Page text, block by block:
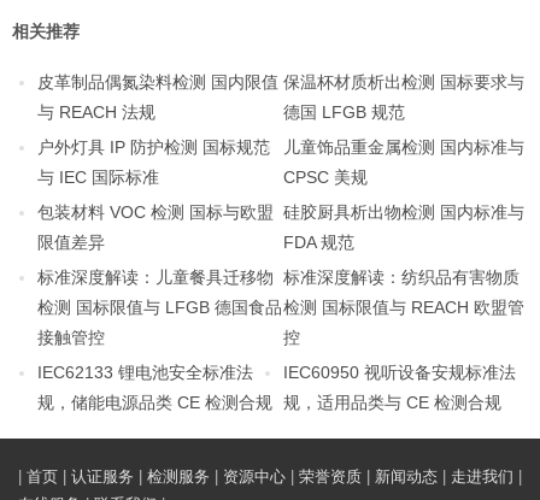
相关推荐
皮革制品偶氮染料检测 国内限值
与 REACH 法规
保温杯材质析出检测 国标要求与
德国 LFGB 规范
户外灯具 IP 防护检测 国标规范
与 IEC 国际标准
儿童饰品重金属检测 国内标准与
CPSC 美规
包装材料 VOC 检测 国标与欧盟
限值差异
硅胶厨具析出物检测 国内标准与
FDA 规范
标准深度解读：儿童餐具迁移物
检测 国标限值与 LFGB 德国食品
接触管控
标准深度解读：纺织品有害物质
检测 国标限值与 REACH 欧盟管
控
IEC62133 锂电池安全标准法
规，储能电源品类 CE 检测合规
IEC60950 视听设备安规标准法
规，适用品类与 CE 检测合规
首页 认证服务 检测服务 资源中心 荣誉资质 新闻动态 走进我们